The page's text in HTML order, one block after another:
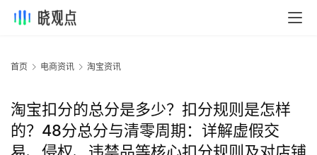
首页 电商资讯 淘宝资讯
淘宝扣分的总分是多少？扣分规则是怎样
的？48分总分与清零周期：详解虚假交